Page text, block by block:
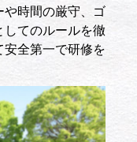
や時間の厳守、ゴ
してのルールを徹
安全第一で研修を